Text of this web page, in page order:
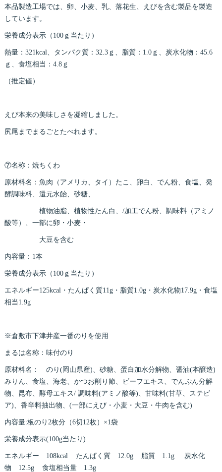
本品製造工場では、卵、小麦、乳、落花生、えびを含む製品を製造
しています。
栄養成分表示（100ｇ当たり）
熱量：321kcal、タンパク質：32.3ｇ、脂質：1.0ｇ、炭水化物：45.6
ｇ、食塩相当：4.8ｇ
（推定値）
えび本来の美味しさを凝縮しました。
尻尾までまるごとたべれます。
⑦名称：焼ちくわ
原材料名：魚肉（アメリカ、タイ）たこ、卵白、でん粉、食塩、発
酵調味料、還元水飴、砂糖、
植物油脂、植物性たん白、/加工でん粉、調味料（アミノ
酸等）、一部に卵・小麦・
大豆を含む
内容量：1本
栄養成分表示（100ｇ当たり）
エネルギー125kcal・たんぱく質11g・脂質1.0g・炭水化物17.9g・食塩
相当1.9g
※倉敷市下津井産一番のりを使用
まるは名称：味付のり
原材料名： のり(岡山県産)、砂糖、蛋白加水分解物、醤油(本醸造)
みりん、食塩、海老、かつお削り節、ビーフエキス、でんぷん分解
物、昆布、酵母エキス/ 調味料(アミノ酸等)、甘味料(甘草、ステビ
ア)、香辛料抽出物、(一部にえび・小麦・大豆・牛肉を含む)
内容量:板のり2枚分（6切12枚）×1袋
栄養成分表示(100g当たり)
エネルギー 108kcal たんぱく質 12.0g 脂質 1.1g 炭水化
物 12.5g 食塩相当量 1.3g